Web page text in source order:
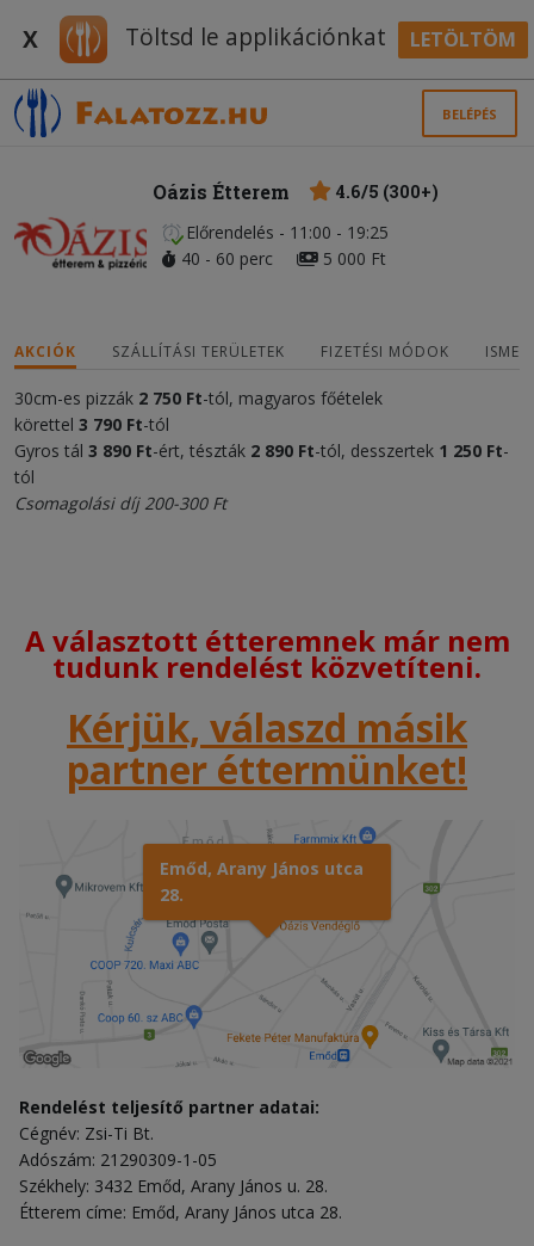
X Töltsd le applikációnkat LETÖLTÖM
BELÉPÉS
Oázis Étterem
4.6/5 (300+)
Előrendelés - 11:00 - 19:25
40 - 60 perc
5 000 Ft
AKCIÓK SZÁLLÍTÁSI TERÜLETEK FIZETÉSI MÓDOK
30cm-es pizzák 2 750 Ft-tól, magyaros főételek
körettel 3 790 Ft-tól
Gyros tál 3 890 Ft-ért, tészták 2 890 Ft-tól, desszertek 1 250 Ft-
tól
Csomagolási díj 200-300 Ft
A választott étteremnek már nem
tudunk rendelést közvetíteni.
Kérjük, válaszd másik
partner éttermünket!
Emőd, Arany János utca
28.
Rendelést teljesítő partner adatai:
Cégnév: Zsi-Ti Bt.
Adószám: 21290309-1-05
Székhely: 3432 Emőd, Arany János u. 28.
Étterem címe: Emőd, Arany János utca 28.